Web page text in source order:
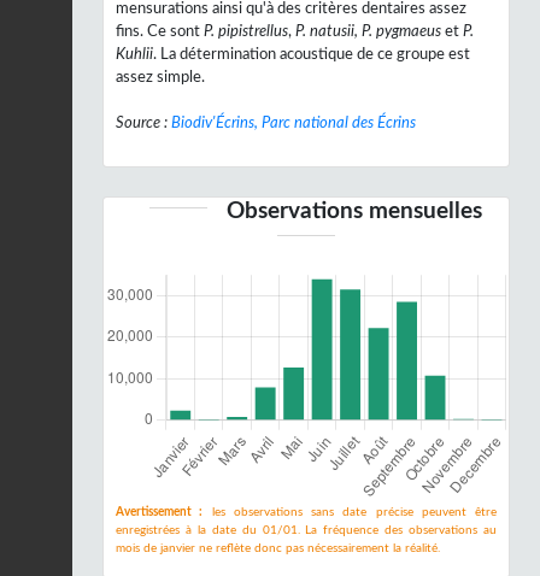
mensurations ainsi qu'à des critères dentaires assez
fins. Ce sont P. pipistrellus, P. natusii, P. pygmaeus et P.
Kuhlii. La détermination acoustique de ce groupe est
assez simple.
Source : Biodiv'Écrins, Parc national des Écrins
Observations mensuelles
Avertissement :
les observations sans date précise peuvent être
enregistrées à la date du 01/01. La fréquence des observations au
mois de janvier ne reflète donc pas nécessairement la réalité.